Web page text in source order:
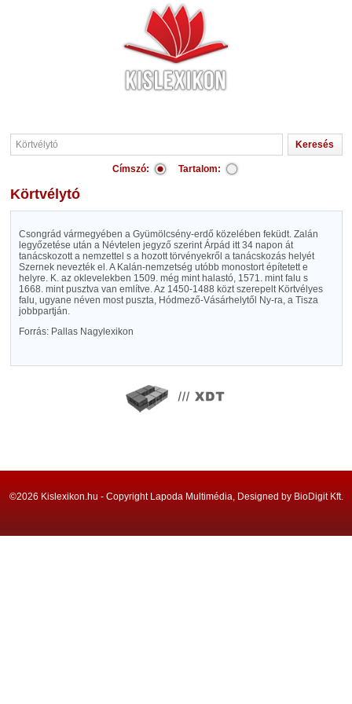
Címszó: Tartalom:
Körtvélytó
Csongrád vármegyében a Gyümölcsény-erdő közelében feküdt. Zalán
legyőzetése után a Névtelen jegyző szerint Árpád itt 34 napon át
tanácskozott a nemzettel s a hozott törvényekről a tanácskozás helyét
Szernek nevezték el. A Kalán-nemzetség utóbb monostort építetett e
helyre. K. az oklevelekben 1509. még mint halastó, 1571. mint falu s
1668. mint pusztva van említve. Az 1450-1488 közt szerepelt Körtvélyes
falu, ugyane néven most puszta, Hódmező-Vásárhelytől Ny-ra, a Tisza
jobbpartján.
Forrás: Pallas Nagylexikon
©2026 Kislexikon.hu - Copyright Lapoda Multimédia, Designed by BioDigit Kft.